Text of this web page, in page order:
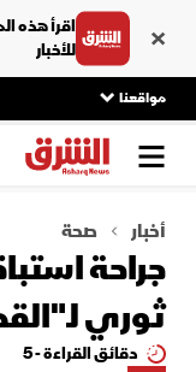
اقرأ هذه
للأخبار
مواقعنا
أخبار صحة
جراحة
ثوري
دقائق القراءة - 5